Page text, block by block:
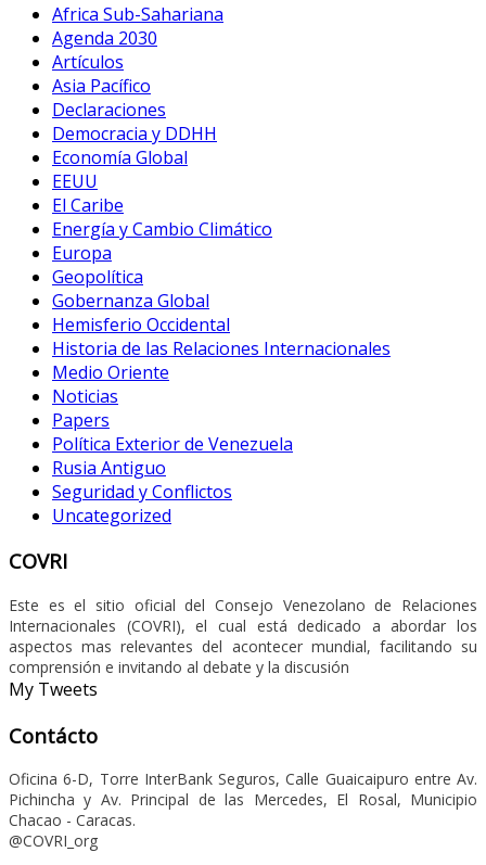
Africa Sub-Sahariana
Agenda 2030
Artículos
Asia Pacífico
Declaraciones
Democracia y DDHH
Economía Global
EEUU
El Caribe
Energía y Cambio Climático
Europa
Geopolítica
Gobernanza Global
Hemisferio Occidental
Historia de las Relaciones Internacionales
Medio Oriente
Noticias
Papers
Política Exterior de Venezuela
Rusia Antiguo
Seguridad y Conflictos
Uncategorized
COVRI
Este es el sitio oficial del Consejo Venezolano de Relaciones
Internacionales (COVRI), el cual está dedicado a abordar los
aspectos mas relevantes del acontecer mundial, facilitando su
comprensión e invitando al debate y la discusión
My Tweets
Contácto
Oficina 6-D, Torre InterBank Seguros, Calle Guaicaipuro entre Av.
Pichincha y Av. Principal de las Mercedes, El Rosal, Municipio
Chacao - Caracas.
@COVRI_org